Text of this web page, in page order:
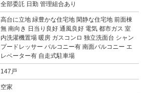
全部委託 日勤 管理組合あり
高台に立地 緑豊かな住宅地 閑静な住宅地 前面棟
無 南向き 日当り良好 通風良好 電気 都市ガス 室
内洗濯機置場 暖房 ガスコンロ 独立洗面台 シャン
プードレッサー バルコニー有 南面バルコニー エ
レベーター有 自走式駐車場
147戸
空家